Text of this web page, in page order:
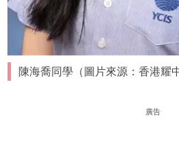
陳海喬同學（圖片來源：香港耀
廣告